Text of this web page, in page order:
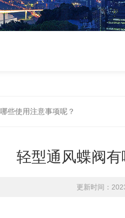
些使用注意事项呢？
轻型通风蝶阀
更新时间：